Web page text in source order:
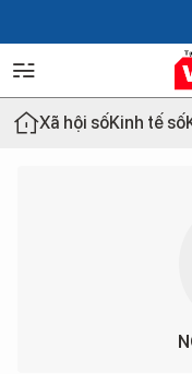
Xã hội sốKinh tế số